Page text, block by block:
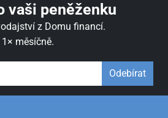
vaši peněženku
z Domu financí.
měsíčně.
Odebírat